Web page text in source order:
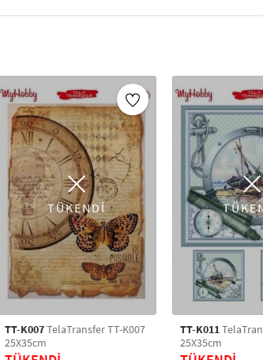
yapıştırdıktan sonra koruma altına almak
tutkalı sürülmesi önerilir,vernik isteğe bağlı
yardımcı malzemesi transfer dekupaj kağıdıyla
transfer,tela transfer ve sulu transfer kağıdıyla, birbirinden
yaratın! Pratik transfer tekniği ile uygulama yapabilirsiniz.
kağıdı,porselene dekupaj transfer,duvara dekupaj
dekupaj transfer uygulayarak farklı dekoratif modellerle,
birbirinden güzel desenlerle kendi tarzınızı
hobi malzemesi ve el işi malzemeleri geniş ürün
TÜKENDİ
TT-K007TelaTransfer TT-K007
25X35cm
TT-K011
25X35cm